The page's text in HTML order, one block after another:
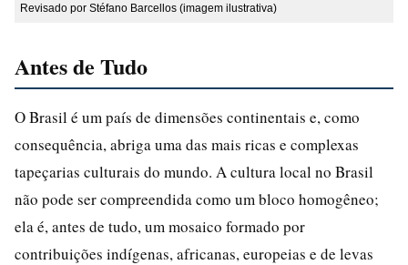
Revisado por Stéfano Barcellos (imagem ilustrativa)
Antes de Tudo
O Brasil é um país de dimensões continentais e, como
consequência, abriga uma das mais ricas e complexas
tapeçarias culturais do mundo. A cultura local no Brasil
não pode ser compreendida como um bloco homogêneo;
ela é, antes de tudo, um mosaico formado por
contribuições indígenas, africanas, europeias e de levas